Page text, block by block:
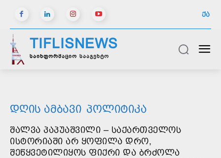
ᲥᲐ
TIFLISNEWS
საინფორმაციო სააგენტო
ᲓᲦᲘᲡ ᲐᲛᲑᲐᲕᲘ ᲞᲝᲚᲘᲢᲘᲙᲐ
ᲨᲐᲚᲕᲐ ᲞᲐᲞᲣᲐᲨᲕᲘᲚᲘ – ᲡᲐᲥᲐᲠᲗᲕᲔᲚᲝᲡ
ᲘᲡᲢᲝᲠᲘᲐᲨᲘ ᲐᲠ ᲧᲝᲤᲘᲚᲐ ᲓᲠᲝ,
ᲨᲔᲬᲧᲕᲔᲢᲘᲚᲘᲧᲝᲡ ᲤᲘᲥᲠᲘ ᲓᲐ ᲑᲠᲫᲝᲚᲐ